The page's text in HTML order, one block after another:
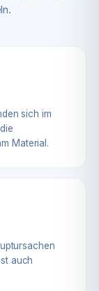
sich im
Material.
auch